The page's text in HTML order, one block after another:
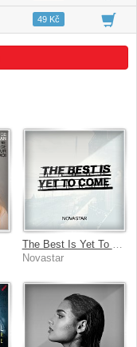
02:5549 Kč
Novastar